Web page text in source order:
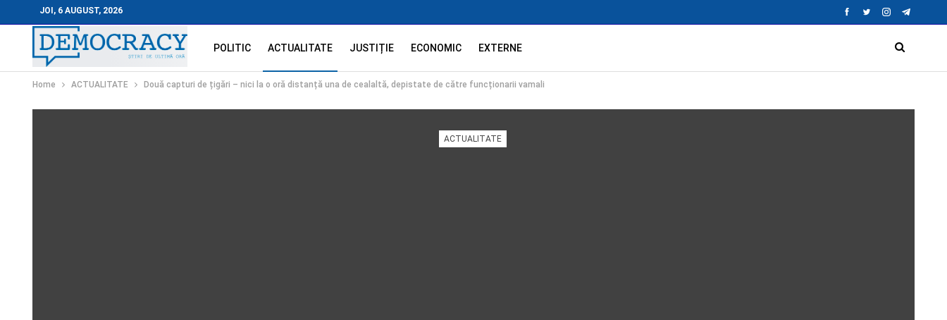
JOI, 6 AUGUST, 2026
POLITIC ACTUALITATE JUSTIȚIE ECONOMIC EXTERNE
Home ACTUALITATE Două capturi de țigări – nici la o oră distanță una de cealaltă, depistate de către funcționarii vamali
ACTUALITATE